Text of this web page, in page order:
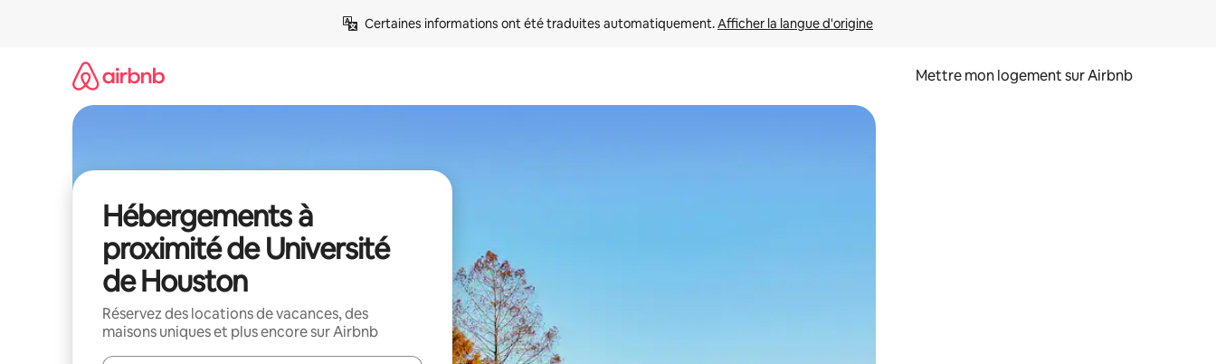
Certaines informations ont été traduites automatiquement. Afficher la langue d'origine
Mettre mon logement sur Airbnb
Hébergements à
proximité de Université
de Houston
Réservez des locations de vacances, des
maisons uniques et plus encore sur Airbnb